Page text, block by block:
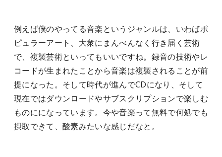
例えば僕のやってる音楽というジャンルは、いわばポ
ピュラーアート、大衆にまんべんなく行き届く芸術
で、複製芸術といってもいいですね。録音の技術やレ
コードが生まれたことから音楽は複製されることが前
提になった。そして時代が進んでCDになり、そして
現在ではダウンロードやサブスクリプションで楽しむ
ものにになっています。今や音楽って無料で何処でも
摂取できて、酸素みたいな感じだなと。